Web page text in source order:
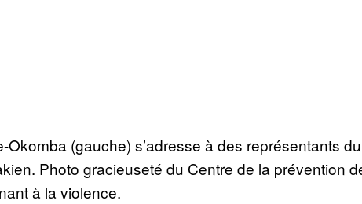
Okomba (gauche) s’adresse à des représentants du
Photo gracieuseté du Centre de la prévention
à la violence.